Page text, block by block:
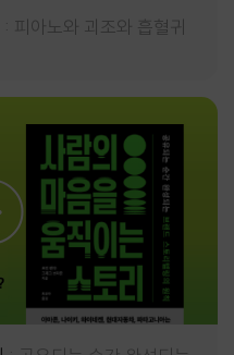
피아노와 괴조와 흡혈귀